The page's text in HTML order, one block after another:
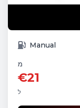
Manual
מ
€21
ל